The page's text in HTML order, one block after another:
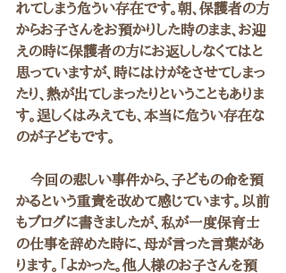
れてしまう危うい存在です。朝、保護者の方
からお子さんをお預かりした時のまま、お迎
えの時に保護者の方にお返ししなくてはと
思っていますが、時にはけがをさせてしまっ
たり、熱が出てしまったりということもありま
す。逞しくはみえても、本当に危うい存在な
のが子どもです。
今回の悲しい事件から、子どもの命を預
かるという重責を改めて感じています。以前
もブログに書きましたが、私が一度保育士
の仕事を辞めた時に、母が言った言葉があ
ります。「よかった。他人様のお子さんを預